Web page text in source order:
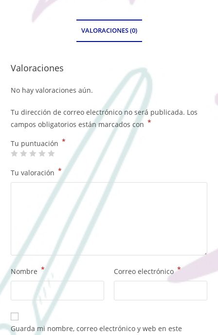
VALORACIONES (0)
Valoraciones
No hay valoraciones aún.
Tu dirección de correo electrónico no será publicada. Los
campos obligatorios están marcados con *
Tu puntuación *
Tu valoración *
Nombre * Correo electrónico*
Guarda mi nombre, correo electrónico y web en este